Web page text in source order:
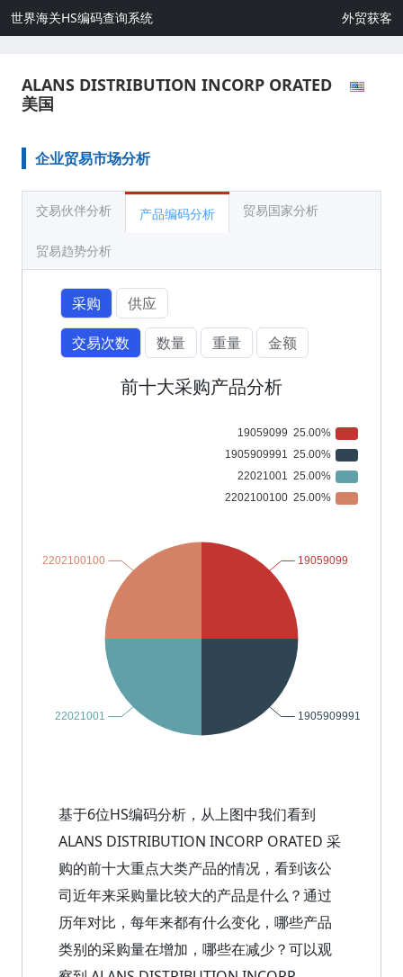
世界海关HS编码查询系统 外贸获客
ALANS DISTRIBUTION INCORP ORATED
美国
企业贸易市场分析
交易伙伴分析 产品编码分析 贸易国家分析
贸易趋势分析
采购
供应
交易次数
数量 重量 金额
前十大采购产品分析
基于6位HS编码分析，从上图中我们看到
ALANS DISTRIBUTION INCORP ORATED 采
购的前十大重点大类产品的情况，看到该公
司近年来采购量比较大的产品是什么？通过
历年对比，每年来都有什么变化，哪些产品
类别的采购量在增加，哪些在减少？可以观